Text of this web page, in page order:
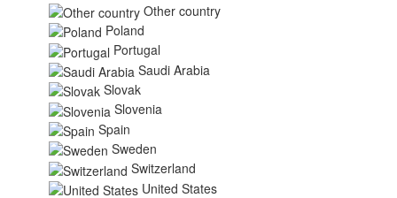
Other country
Poland
Portugal
Saudi Arabia
Slovak
Slovenia
Spain
Sweden
Switzerland
United States